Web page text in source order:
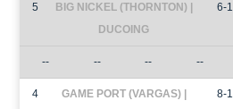
5
BIG NICKEL (THORNTON) |
DUCOING
6-1
-- -- -- --
4
GAME PORT (VARGAS) |
8-1